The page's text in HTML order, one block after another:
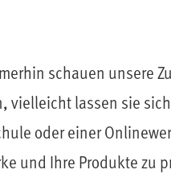
schauen unsere
lassen sie
oder einer
und Ihre Produkte zu